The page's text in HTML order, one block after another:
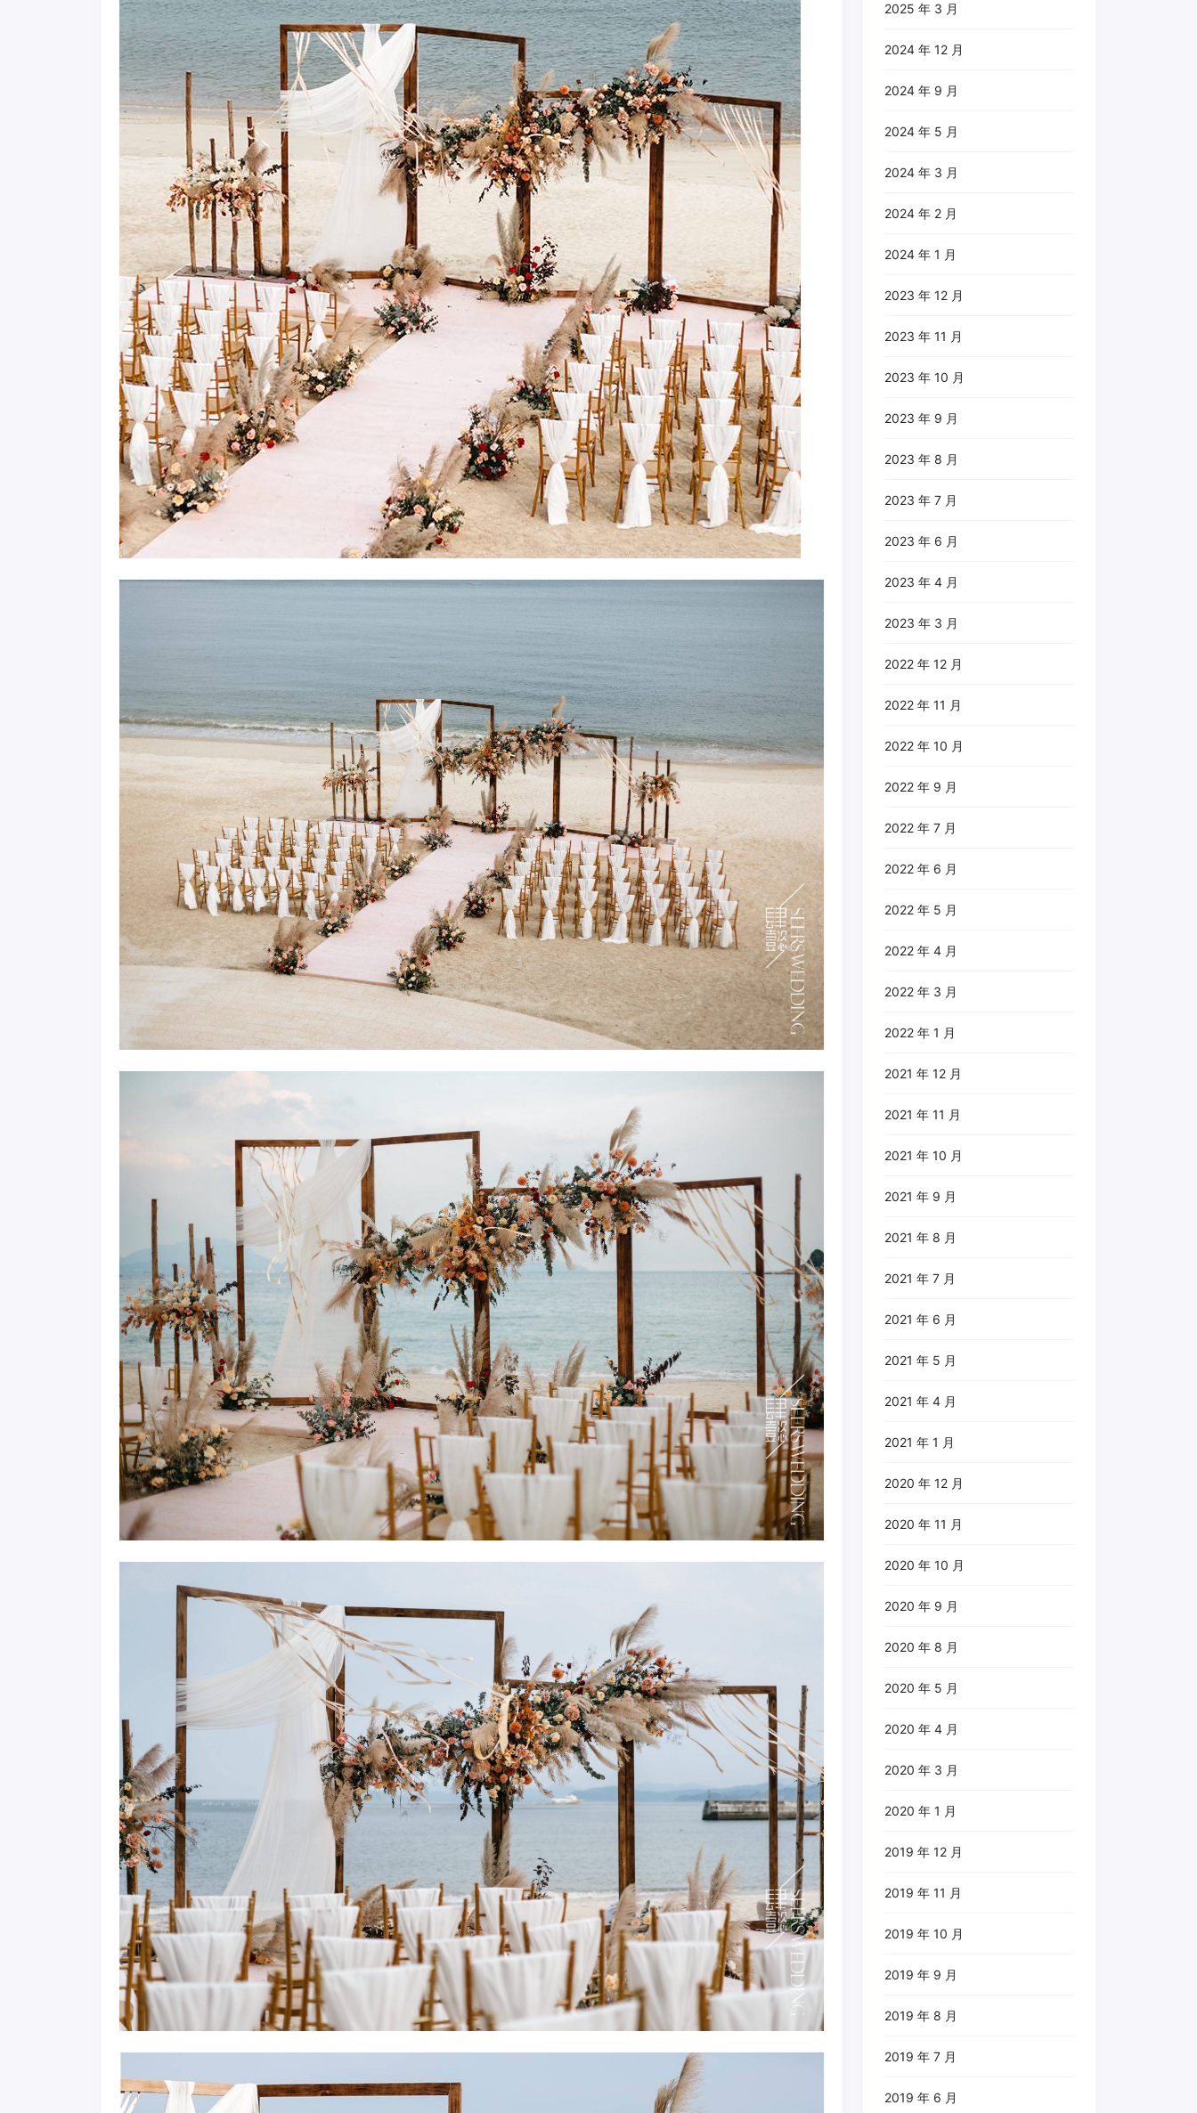
2025 年 3 月
2024 年 12 月
2024 年 9 月
2024 年 5 月
2024 年 3 月
2024 年 2 月
2024 年 1 月
2023 年 12 月
2023 年 11 月
2023 年 10 月
2023 年 9 月
2023 年 8 月
2023 年 7 月
2023 年 6 月
2023 年 4 月
2023 年 3 月
2022 年 12 月
2022 年 11 月
2022 年 10 月
2022 年 9 月
2022 年 7 月
2022 年 6 月
2022 年 5 月
2022 年 4 月
2022 年 3 月
2022 年 1 月
2021 年 12 月
2021 年 11 月
2021 年 10 月
2021 年 9 月
2021 年 8 月
2021 年 7 月
2021 年 6 月
2021 年 5 月
2021 年 4 月
2021 年 1 月
2020 年 12 月
2020 年 11 月
2020 年 10 月
2020 年 9 月
2020 年 8 月
2020 年 5 月
2020 年 4 月
2020 年 3 月
2020 年 1 月
2019 年 12 月
2019 年 11 月
2019 年 10 月
2019 年 9 月
2019 年 8 月
2019 年 7 月
2019 年 6 月